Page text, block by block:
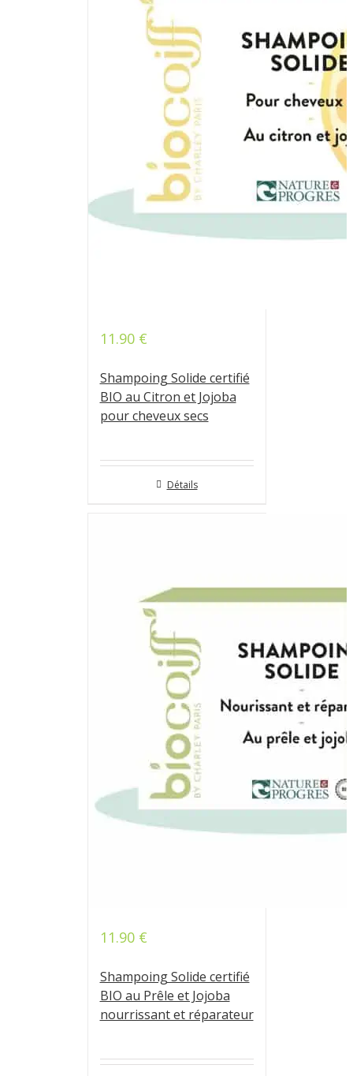
11.90 €
Shampoing Solide certifié
BIO au Citron et Jojoba
pour cheveux secs
Détails
11.90 €
Shampoing Solide certifié
BIO au Prêle et Jojoba
nourrissant et réparateur